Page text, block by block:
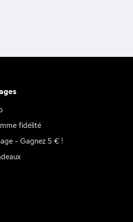
fidélité
- Gagnez 5 € !
pour contrôler la manière